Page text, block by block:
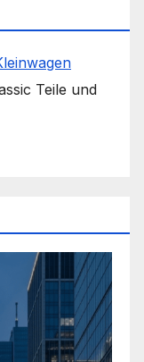
Teile und